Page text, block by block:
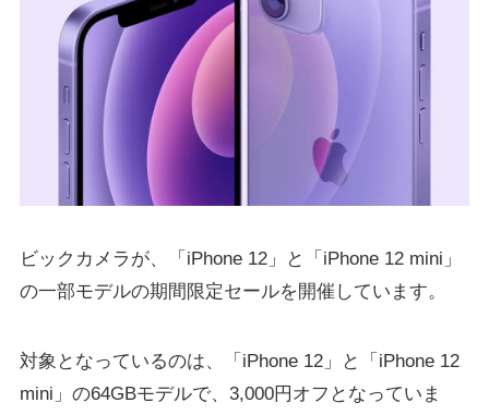
ビックカメラが、「iPhone 12」と「iPhone 12 mini」
の一部モデルの期間限定セールを開催しています。
対象となっているのは、「iPhone 12」と「iPhone 12
mini」の64GBモデルで、3,000円オフとなっていま